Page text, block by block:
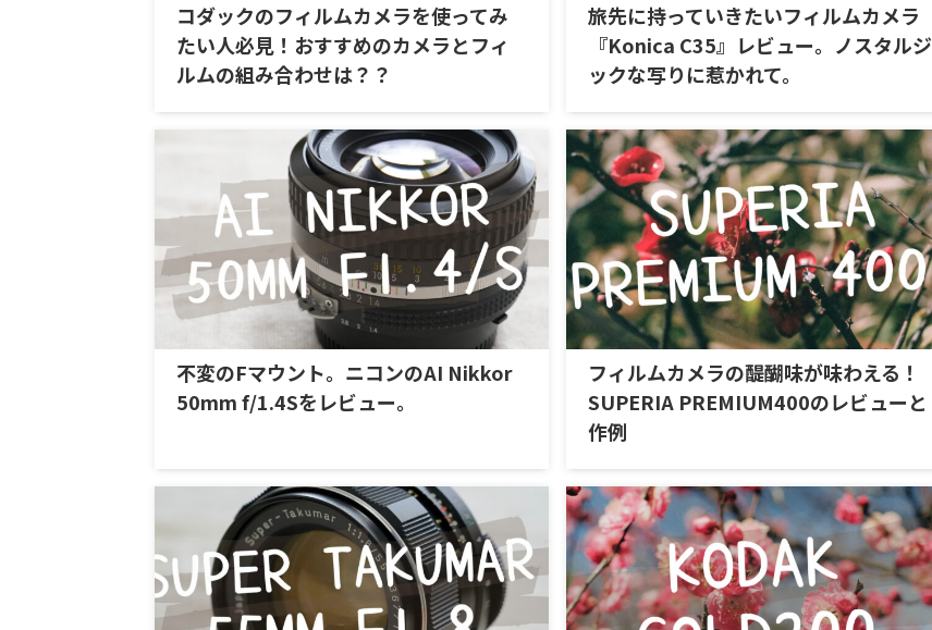
コダックのフィルムカメラを使ってみ
たい人必見！おすすめのカメラとフィ
ルムの組み合わせは？？
旅先に持っていきたいフィルムカメラ
『Konica C35』レビュー。ノスタルジ
ックな写りに惹かれて。
不変のFマウント。ニコンのAI Nikkor
50mm f/1.4Sをレビュー。
フィルムカメラの醍醐味が味わえる！
SUPERIA PREMIUM400のレビューと
作例